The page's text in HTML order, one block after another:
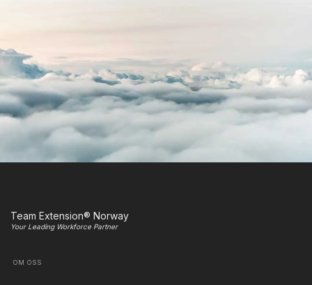
Team Extension® Norway
Your Leading Workforce Partner
OM OSS